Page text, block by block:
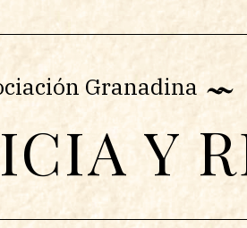
Granadina
Y